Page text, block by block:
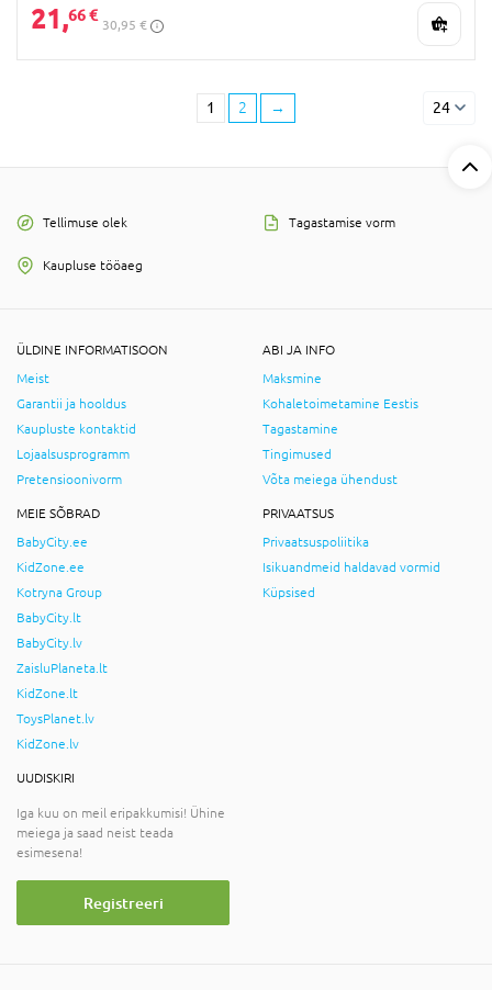
21,66 €
30,95 €
1 2 → 24
Tellimuse olek Tagastamise vorm
Kaupluse tööaeg
ÜLDINE INFORMATISOON
Meist
Garantii ja hooldus
Kaupluste kontaktid
Lojaalsusprogramm
Pretensioonivorm
ABI JA INFO
Maksmine
Kohaletoimetamine Eestis
Tagastamine
Tingimused
Võta meiega ühendust
MEIE SÕBRAD
BabyCity.ee
KidZone.ee
Kotryna Group
BabyCity.lt
BabyCity.lv
ZaisluPlaneta.lt
KidZone.lt
ToysPlanet.lv
KidZone.lv
PRIVAATSUS
Privaatsuspoliitika
Isikuandmeid haldavad vormid
Küpsised
UUDISKIRI
Iga kuu on meil eripakkumisi! Ühine
meiega ja saad neist teada
esimesena!
Registreeri